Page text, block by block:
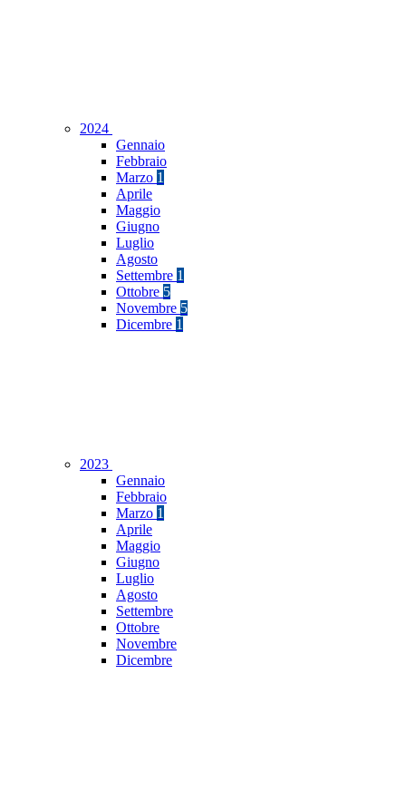
2024
Gennaio
Febbraio
Marzo 1
Aprile
Maggio
Giugno
Luglio
Agosto
Settembre 1
Ottobre 5
Novembre 5
Dicembre 1
2023
Gennaio
Febbraio
Marzo 1
Aprile
Maggio
Giugno
Luglio
Agosto
Settembre
Ottobre
Novembre
Dicembre